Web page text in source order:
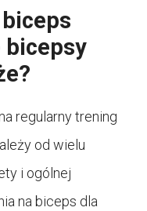
bicepsy
regularny trening
od wielu
i ogólnej
na biceps dla